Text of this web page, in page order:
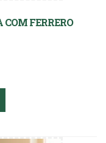
FERRERO